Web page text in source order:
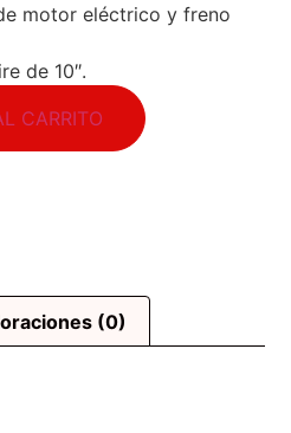
motor eléctrico y freno
de 10″.
CARRITO
(0)